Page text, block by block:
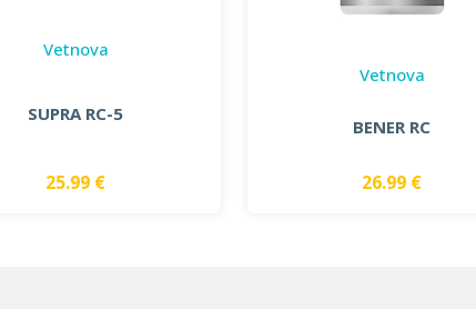
Vetnova
SUPRA RC-5
25.99 €
Vetnova
BENER RC
26.99 €